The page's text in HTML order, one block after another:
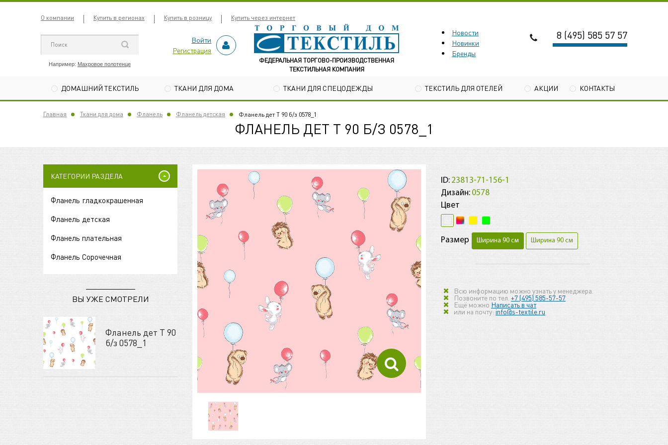
О компании Купить в регионах Купить в розницу Купить через интернет
Например: Махровое полотенце
Войти
Регистрация
ФЕДЕРАЛЬНАЯ ТОРГОВО-ПРОИЗВОДСТВЕННАЯ
ТЕКСТИЛЬНАЯ КОМПАНИЯ
Новости
Новинки
Бренды
8 (495) 585 57 57
ДОМАШНИЙ ТЕКСТИЛЬ ТКАНИ ДЛЯ ДОМА ТКАНИ ДЛЯ СПЕЦОДЕЖДЫ ТЕКСТИЛЬ ДЛЯ ОТЕЛЕЙ АКЦИИ КОНТАКТЫ
Главная Ткани для дома Фланель Фланель детская Фланель дет Т 90 б/з 0578_1
ФЛАНЕЛЬ ДЕТ Т 90 Б/З 0578_1
КАТЕГОРИИ РАЗДЕЛА
Фланель гладкокрашенная
Фланель детская
Фланель плательная
Фланель Сорочечная
ВЫ УЖЕ СМОТРЕЛИ
Фланель дет Т 90
б/з 0578_1
ID: 23813-71-156-1
Дизайн: 0578
Цвет
Размер Ширина 90 см Ширина 90 см
Всю информацию можно узнать у менеджера.
Позвоните по тел. +7 (495) 585-57-57
Ещё можно Написать в чат
или на почту: info@s-textile.ru